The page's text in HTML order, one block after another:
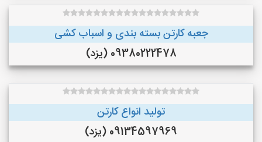
جعبه کارتن بسته بندی و اسباب کشی
09380222478 (یزد)
تولید انواع کارتن
09134597969 (یزد)